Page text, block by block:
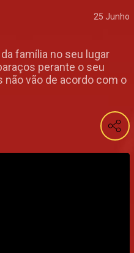
25 Junho
família no seu lugar
perante o seu
não vão de acordo com o